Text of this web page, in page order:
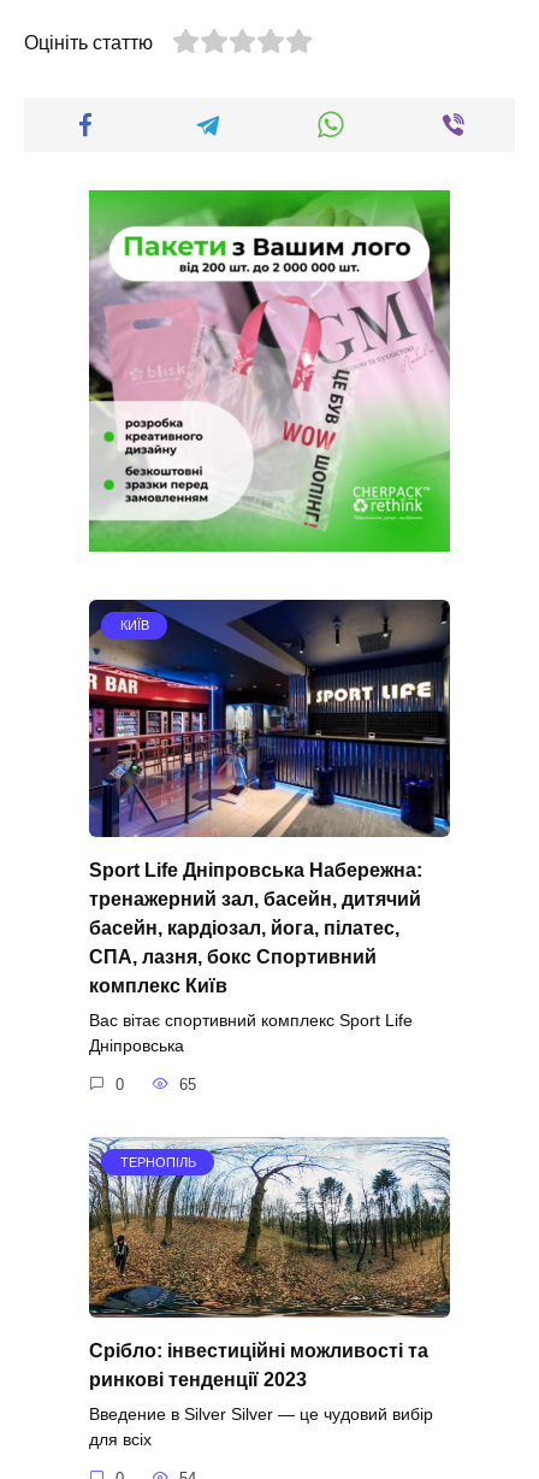
Оцініть статтю
КИЇВ
Sport Life Дніпровська Набережна:
тренажерний зал, басейн, дитячий
басейн, кардіозал, йога, пілатес,
СПА, лазня, бокс Спортивний
комплекс Київ
Вас вітає спортивний комплекс Sport Life
Дніпровська
0 65
ТЕРНОПІЛЬ
Срібло: інвестиційні можливості та
ринкові тенденції 2023
Введение в Silver Silver — це чудовий вибір
для всіх